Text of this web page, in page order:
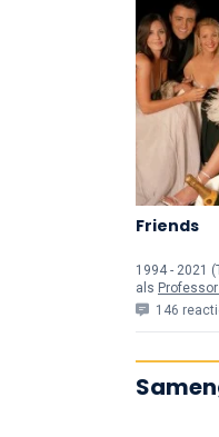
Friends
1994 - 2021
als
146